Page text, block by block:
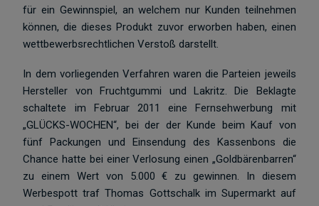
für ein Gewinnspiel, an welchem nur Kunden teilnehmen
können, die dieses Produkt zuvor erworben haben, einen
wettbewerbsrechtlichen Verstoß darstellt.
In dem vorliegenden Verfahren waren die Parteien jeweils
Hersteller von Fruchtgummi und Lakritz. Die Beklagte
schaltete im Februar 2011 eine Fernsehwerbung mit
„GLÜCKS-WOCHEN“, bei der der Kunde beim Kauf von
fünf Packungen und Einsendung des Kassenbons die
Chance hatte bei einer Verlosung einen „Goldbärenbarren“
zu einem Wert von 5.000 € zu gewinnen. In diesem
Werbespott traf Thomas Gottschalk im Supermarkt auf